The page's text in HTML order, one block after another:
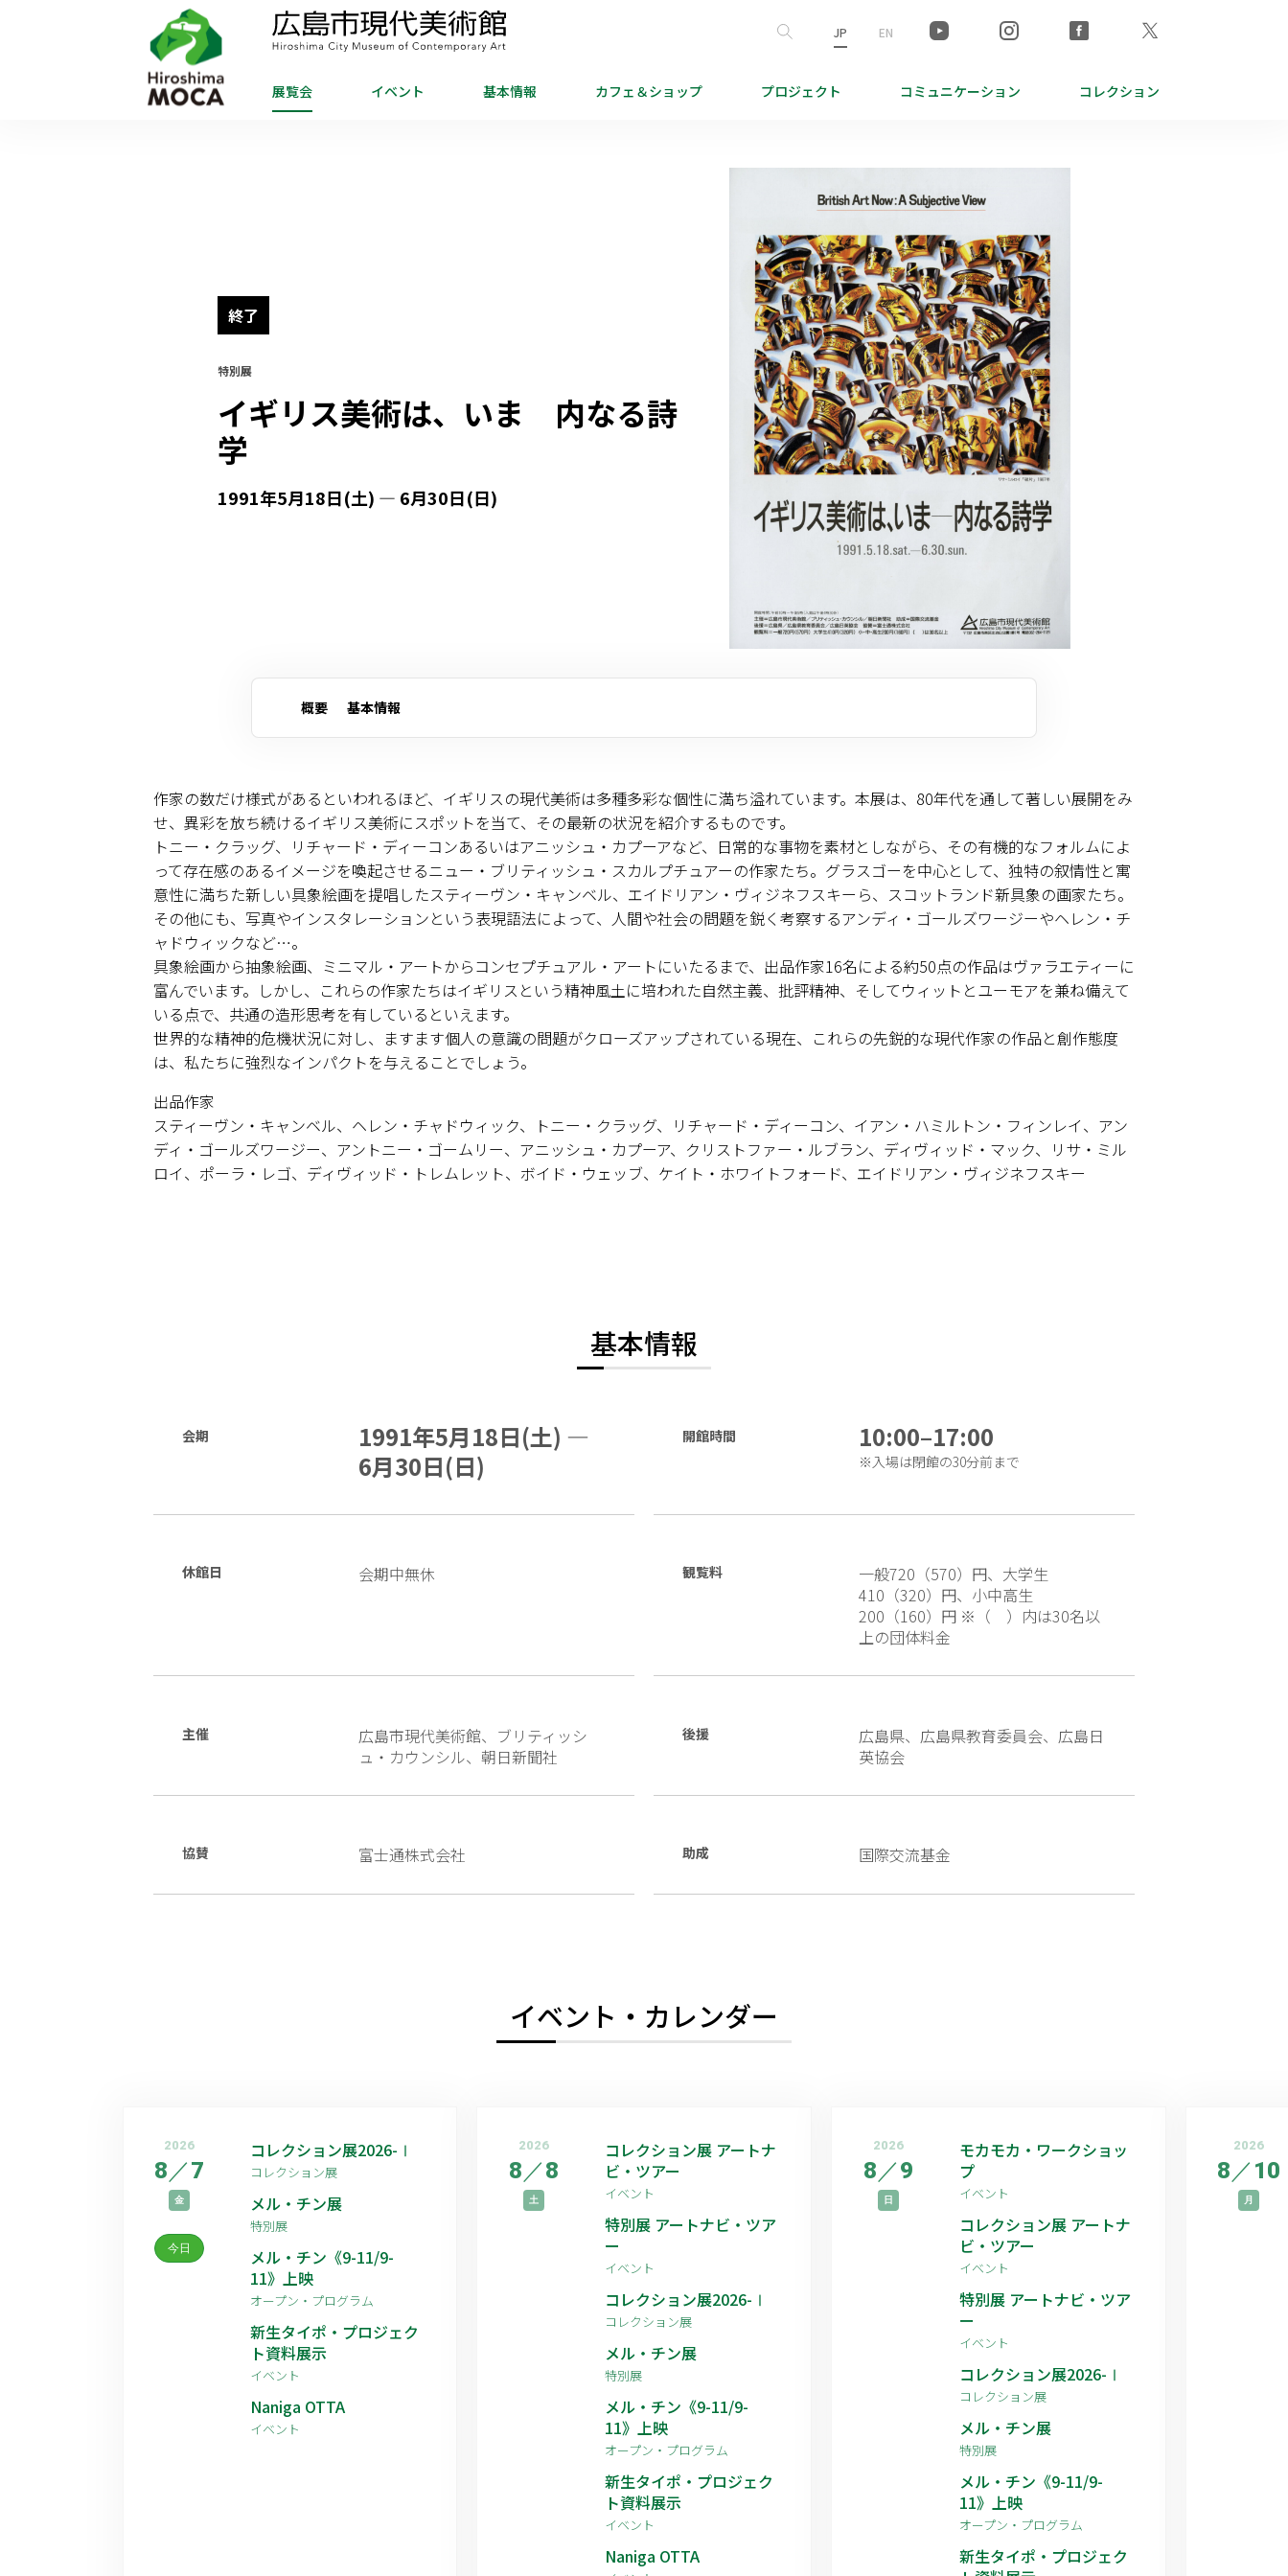
JP EN
展覧会 イベント 基本情報 カフェ＆ショップ プロジェクト コミュニケーション コレクション
終了
特別展
イギリス美術は、いま 内なる詩
学
1991年5月18日(土) — 6月30日(日)
概要 基本情報
作家の数だけ様式があるといわれるほど、イギリスの現代美術は多種多彩な個性に満ち溢れています。本展は、80年代を通して著しい展開をみ
せ、異彩を放ち続けるイギリス美術にスポットを当て、その最新の状況を紹介するものです。
トニー・クラッグ、リチャード・ディーコンあるいはアニッシュ・カプーアなど、日常的な事物を素材としながら、その有機的なフォルムによ
って存在感のあるイメージを喚起させるニュー・ブリティッシュ・スカルプチュアーの作家たち。グラスゴーを中心として、独特の叙情性と寓
意性に満ちた新しい具象絵画を提唱したスティーヴン・キャンベル、エイドリアン・ヴィジネフスキーら、スコットランド新具象の画家たち。
その他にも、写真やインスタレーションという表現語法によって、人間や社会の問題を鋭く考察するアンディ・ゴールズワージーやヘレン・チ
ャドウィックなど…。
具象絵画から抽象絵画、ミニマル・アートからコンセプチュアル・アートにいたるまで、出品作家16名による約50点の作品はヴァラエティーに
富んでいます。しかし、これらの作家たちはイギリスという精神風土に培われた自然主義、批評精神、そしてウィットとユーモアを兼ね備えて
いる点で、共通の造形思考を有しているといえます。
世界的な精神的危機状況に対し、ますます個人の意識の問題がクローズアップされている現在、これらの先鋭的な現代作家の作品と創作態度
は、私たちに強烈なインパクトを与えることでしょう。
出品作家
スティーヴン・キャンベル、ヘレン・チャドウィック、トニー・クラッグ、リチャード・ディーコン、イアン・ハミルトン・フィンレイ、アン
ディ・ゴールズワージー、アントニー・ゴームリー、アニッシュ・カプーア、クリストファー・ルブラン、ディヴィッド・マック、リサ・ミル
ロイ、ポーラ・レゴ、ディヴィッド・トレムレット、ボイド・ウェッブ、ケイト・ホワイトフォード、エイドリアン・ヴィジネフスキー
基本情報
会期
1991年5月18日(土) —
6月30日(日)
開館時間 10:00–17:00
※入場は閉館の30分前まで
休館日 会期中無休 観覧料
一般720（570）円、大学生
410（320）円、小中高生
200（160）円 ※（ ）内は30名以
上の団体料金
主催
広島市現代美術館、ブリティッシ
ュ・カウンシル、朝日新聞社
後援
広島県、広島県教育委員会、広島日
英協会
協賛 富士通株式会社 助成 国際交流基金
イベント・カレンダー
2026
8／7
金
今日
コレクション展2026-Ⅰ
コレクション展
メル・チン展
特別展
メル・チン《9-11/9-
11》上映
オープン・プログラム
新生タイポ・プロジェク
ト資料展示
イベント
Naniga OTTA
イベント
2026
8／8
土
コレクション展 アートナ
ビ・ツアー
イベント
特別展 アートナビ・ツア
ー
イベント
コレクション展2026-Ⅰ
コレクション展
メル・チン展
特別展
メル・チン《9-11/9-
11》上映
オープン・プログラム
新生タイポ・プロジェク
ト資料展示
イベント
Naniga OTTA
2026
8／9
日
モカモカ・ワークショッ
プ
イベント
コレクション展 アートナ
ビ・ツアー
イベント
特別展 アートナビ・ツア
ー
イベント
コレクション展2026-Ⅰ
コレクション展
メル・チン展
特別展
メル・チン《9-11/9-
11》上映
オープン・プログラム
新生タイポ・プロジェク
2026
8／10
月